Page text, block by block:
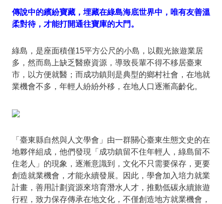
傳說中的繽紛寶藏，埋藏在綠島海底世界中，唯有友善溫
柔對待，才能打開通往寶庫的大門。
綠島，是座面積僅15平方公尺的小島，以觀光旅遊業居
多，然而島上缺乏醫療資源，導致長輩不得不移居臺東
市，以方便就醫；而成功鎮則是典型的鄉村社會，在地就
業機會不多，年輕人紛紛外移，在地人口逐漸高齡化。
「臺東縣自然與人文學會」由一群關心臺東生態文史的在
地夥伴組成，他們發現「成功鎮留不住年輕人，綠島留不
住老人」的現象，逐漸意識到，文化不只需要保存，更要
創造就業機會，才能永續發展。因此，學會加入培力就業
計畫，善用計劃資源來培育潛水人才，推動低碳永續旅遊
行程，致力保存傳承在地文化，不僅創造地方就業機會，